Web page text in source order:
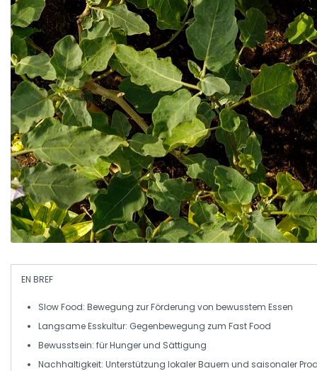
EN BREF
Slow Food: Bewegung zur Förderung von bewusstem Essen
Langsame Esskultur: Gegenbewegung zum Fast Food
Bewusstsein: fürHungerund Sättigung
Nachhaltigkeit: Unterstützung lokalerBauern und saisonaler